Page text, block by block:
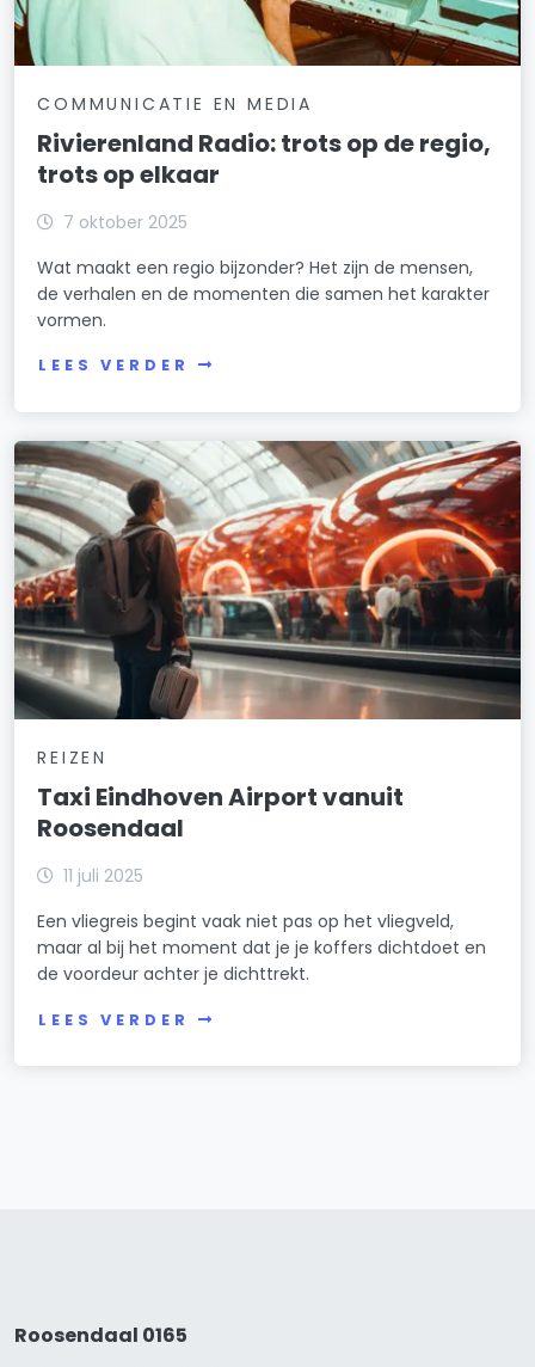
COMMUNICATIE EN MEDIA
Rivierenland Radio: trots op de regio,
trots op elkaar
7 oktober 2025
Wat maakt een regio bijzonder? Het zijn de mensen,
de verhalen en de momenten die samen het karakter
vormen.
LEES VERDER
REIZEN
Taxi Eindhoven Airport vanuit
Roosendaal
11 juli 2025
Een vliegreis begint vaak niet pas op het vliegveld,
maar al bij het moment dat je je koffers dichtdoet en
de voordeur achter je dichttrekt.
LEES VERDER
Roosendaal 0165